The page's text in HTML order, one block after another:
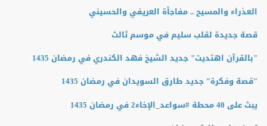
العذراء والمسيح .. مفاجأة العريفي والحسيني
قصة جديدة لقلب سليم في موسم ثالث
"بالقرآن اهتديت" جديد الشيخ فهد الكندري في رمضان 1435
"قصة وفكرة" جديد طارق السويدان في رمضان 1435
يبث على 40 محطة #سواعد_الإخاء2 في رمضان 1435